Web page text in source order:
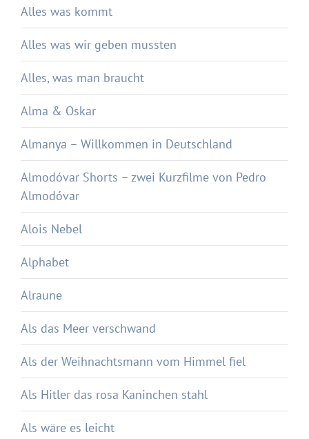
Alles was kommt
Alles was wir geben mussten
Alles, was man braucht
Alma & Oskar
Almanya – Willkommen in Deutschland
Almodóvar Shorts – zwei Kurzfilme von Pedro
Almodóvar
Alois Nebel
Alphabet
Alraune
Als das Meer verschwand
Als der Weihnachtsmann vom Himmel fiel
Als Hitler das rosa Kaninchen stahl
Als wäre es leicht